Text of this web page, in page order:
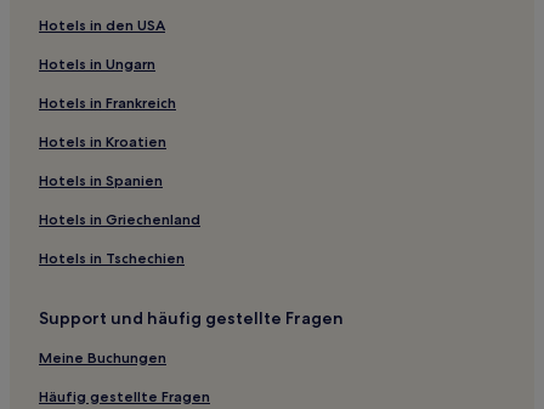
Hotels in den USA
Hotels in Ungarn
Hotels in Frankreich
Hotels in Kroatien
Hotels in Spanien
Hotels in Griechenland
Hotels in Tschechien
Support und häufig gestellte Fragen
Meine Buchungen
Häufig gestellte Fragen